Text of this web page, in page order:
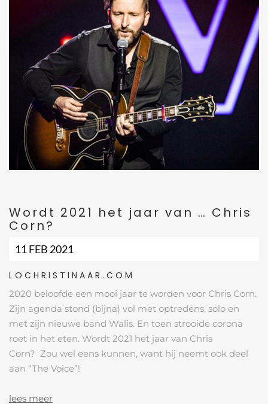
Wordt 2021 het jaar van … Chris
Corn?
11 FEB 2021
LOCHRISTINAAR.COM
2020 beloofde een mooi jaar te worden voor Chris Corn.
Zijn agenda stond (bijna) vol met optredens, solo en
met zijn nieuwe band Walis. En toen strooide corona
roet in het eten. Wordt 2021 het jaar van Chris
Corn? Zou wel eens kunnen, want hij neemt ook deel
aan “The Voice”!
lees meer